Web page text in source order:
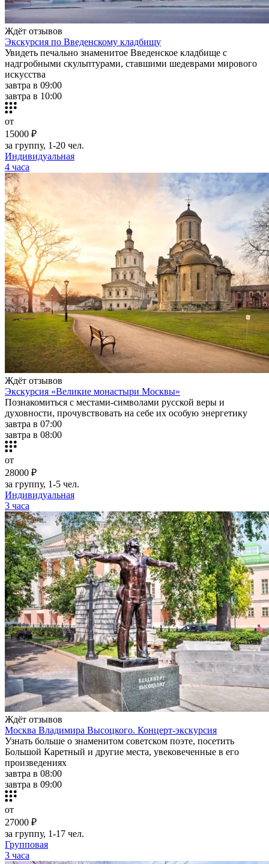
Ждёт отзывов
Экскурсия по Введенскому кладбищу
Увидеть печально знаменитое Введенское кладбище с
надгробными скульптурами, ставшими шедеврами мирового
искусства
завтра в 09:00
завтра в 10:00
от
15000 ₽
за группу, 1-20 чел.
Индивидуальная
4 часа
Ждёт отзывов
Экскурсия «Великие монастыри Москвы»
Познакомиться с местами-символами русской веры и
духовности, прочувствовать на себе их особую энергетику
завтра в 07:00
завтра в 08:00
от
28000 ₽
за группу, 1-5 чел.
Индивидуальная
3 часа
Ждёт отзывов
Москва Владимира Высоцкого. Концерт-экскурсия
Узнать больше о знаменитом советском поэте, посетить
Большой Каретный и другие места, увековеченные в его
произведениях
завтра в 08:00
завтра в 09:00
от
27000 ₽
за группу, 1-17 чел.
Групповая
3 часа